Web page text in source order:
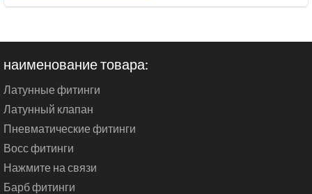
наименование товара:
Латунные фитинги
Латунный клапан
Пневматические фитинги
Восс фитинги
Нажмите на связи
Барб фитинги